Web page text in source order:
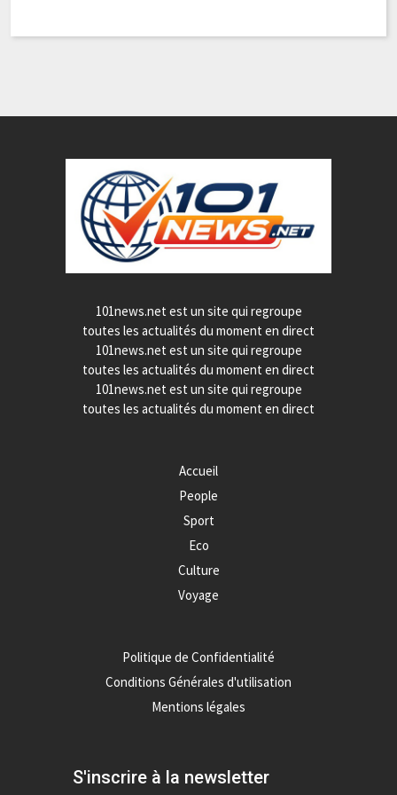
101news.net est un site qui regroupe
toutes les actualités du moment en direct
101news.net est un site qui regroupe
toutes les actualités du moment en direct
101news.net est un site qui regroupe
toutes les actualités du moment en direct
Accueil
People
Sport
Eco
Culture
Voyage
Politique de Confidentialité
Conditions Générales d'utilisation
Mentions légales
S'inscrire à la newsletter